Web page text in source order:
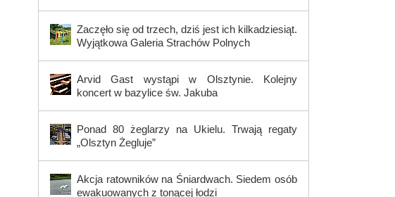
Zaczęło się od trzech, dziś jest ich kilkadziesiąt.
Wyjątkowa Galeria Strachów Polnych
Arvid Gast wystąpi w Olsztynie. Kolejny
koncert w bazylice św. Jakuba
Ponad 80 żeglarzy na Ukielu. Trwają regaty
„Olsztyn Żegluje”
Akcja ratowników na Śniardwach. Siedem osób
ewakuowanych z tonącej łodzi